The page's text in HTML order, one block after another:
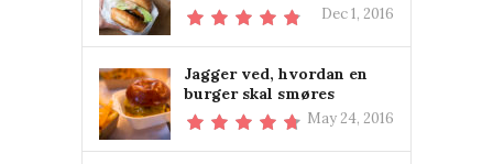
Dec 1, 2016
Jagger ved, hvordan en
burger skal smøres
May 24, 2016